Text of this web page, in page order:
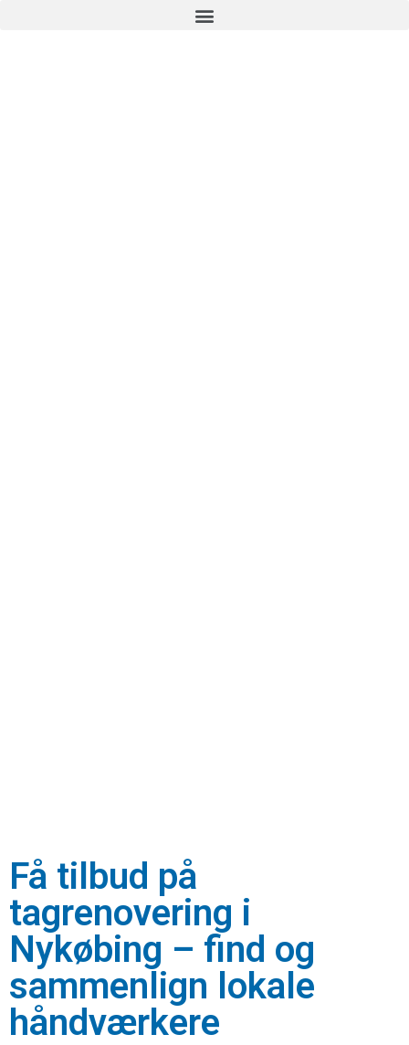
Få tilbud på
tagrenovering i
Nykøbing – find og
sammenlign lokale
håndværkere